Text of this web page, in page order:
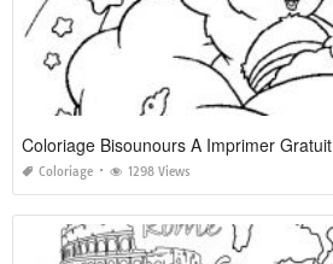
Coloriage Bisounours A Imprimer Gratuit
Coloriage 1298 Views